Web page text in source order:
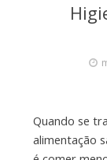
Quando se
alimentação